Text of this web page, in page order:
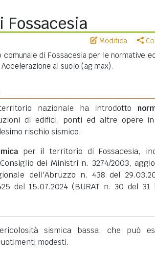
Modifica
di Fossacesia per le normative
al suolo (ag max).
nazionale ha introdotto
di edifici, ponti ed altre opere
rischio sismico.
per il territorio di Fossacesia,
dei Ministri n. 3274/2003,
dell'Abruzzo n. 438 del
del 15.07.2024 (BURAT n. 30 del 31
sismica bassa, che può
modesti.